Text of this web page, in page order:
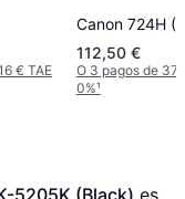
€ TAE
Canon 724H
112,50 €
O 3 pagos de
0%¹